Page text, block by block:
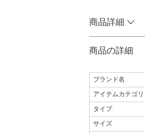
商品詳細
商品の詳細
ブランド名
アイテムカテゴリ
タイプ
サイズ